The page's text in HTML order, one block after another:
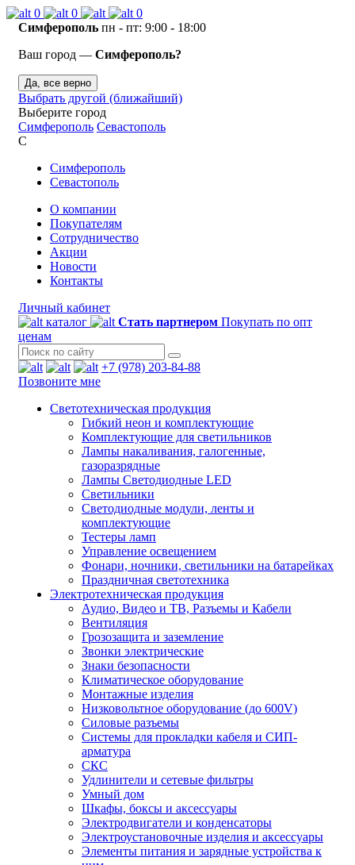
0 0
0
Симферополь пн - пт: 9:00 - 18:00
Ваш город — Симферополь?
Да, все верно
Выбрать другой (ближайший)
Выберите город
Симферополь Севастополь
С
Симферополь
Севастополь
О компании
Покупателям
Сотрудничество
Акции
Новости
Контакты
Личный кабинет
каталог
Стать партнером Покупать по опт
ценам
+7 (978) 203-84-88
Позвоните мне
Светотехническая продукция
Гибкий неон и комплектующие
Комплектующие для светильников
Лампы накаливания, галогенные,
газоразрядные
Лампы Светодиодные LED
Светильники
Светодиодные модули, ленты и
комплектующие
Тестеры ламп
Управление освещением
Фонари, ночники, светильники на батарейках
Праздничная светотехника
Электротехническая продукция
Аудио, Видео и ТВ, Разъемы и Кабели
Вентиляция
Грозозащита и заземление
Звонки электрические
Знаки безопасности
Климатическое оборудование
Монтажные изделия
Низковольтное оборудование (до 600V)
Силовые разъемы
Системы для прокладки кабеля и СИП-
арматура
СКС
Удлинители и сетевые фильтры
Умный дом
Шкафы, боксы и аксессуары
Электродвигатели и конденсаторы
Электроустановочные изделия и аксессуары
Элементы питания и зарядные устройства к